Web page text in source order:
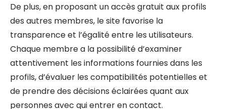
De plus, en proposant un accès gratuit aux profils
des autres membres, le site favorise la
transparence et l’égalité entre les utilisateurs.
Chaque membre a la possibilité d’examiner
attentivement les informations fournies dans les
profils, d’évaluer les compatibilités potentielles et
de prendre des décisions éclairées quant aux
personnes avec qui entrer en contact.